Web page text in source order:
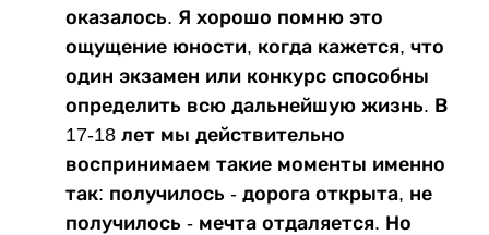
оказалось. Я хорошо помню это
ощущение юности, когда кажется, что
один экзамен или конкурс способны
определить всю дальнейшую жизнь. В
17-18 лет мы действительно
воспринимаем такие моменты именно
так: получилось - дорога открыта, не
получилось - мечта отдаляется. Но